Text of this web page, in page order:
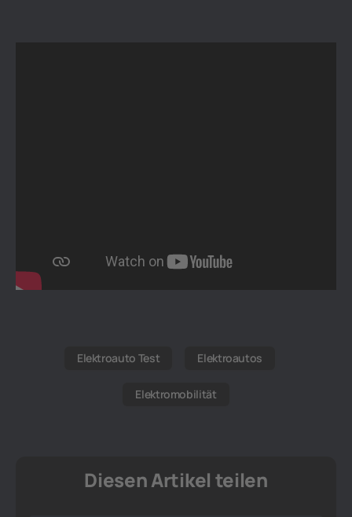
Elektroauto Test Elektroautos
Elektromobilität
Diesen Artikel teilen